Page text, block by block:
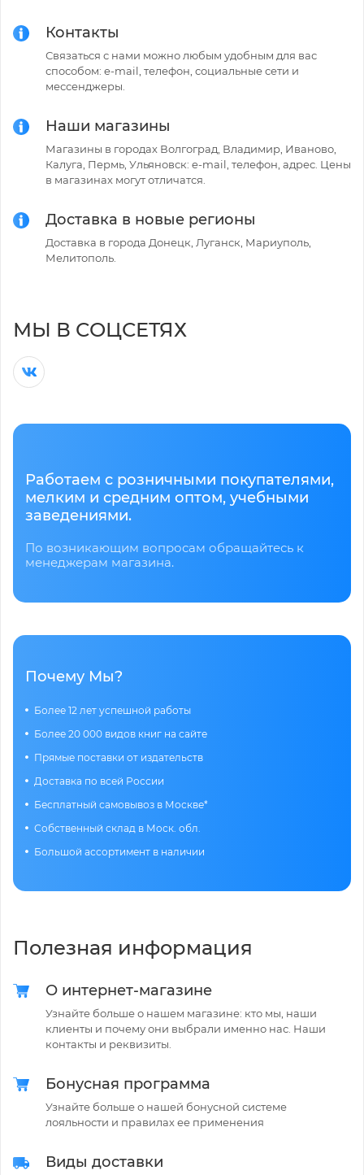
Контакты
Связаться с нами можно любым удобным для вас
способом: e-mail, телефон, социальные сети и
мессенджеры.
Наши магазины
Магазины в городах Волгоград, Владимир, Иваново,
Калуга, Пермь, Ульяновск: e-mail, телефон, адрес. Цены
в магазинах могут отличатся.
Доставка в новые регионы
Доставка в города Донецк, Луганск, Мариуполь,
Мелитополь.
МЫ В СОЦСЕТЯХ
Работаем с розничными покупателями,
мелким и средним оптом, учебными
заведениями.
По возникающим вопросам обращайтесь к
менеджерам магазина.
Почему Мы?
Более 12 лет успешной работы
Более 20 000 видов книг на сайте
Прямые поставки от издательств
Доставка по всей России
Бесплатный самовывоз в Москве*
Собственный склад в Моск. обл.
Большой ассортимент в наличии
Полезная информация
О интернет-магазине
Узнайте больше о нашем магазине: кто мы, наши
клиенты и почему они выбрали именно нас. Наши
контакты и реквизиты.
Бонусная программа
Узнайте больше о нашей бонусной системе
лояльности и правилах ее применения
Виды доставки